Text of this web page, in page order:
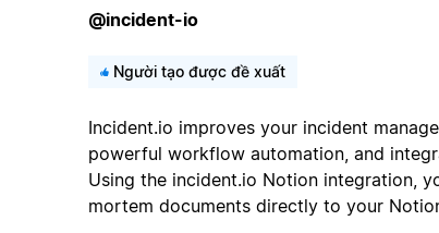
@incident-io
Người tạo được đề xuất
Incident.io improves your incident
powerful workflow automation, and
Using the incident.io Notion integration,
mortem documents directly to your